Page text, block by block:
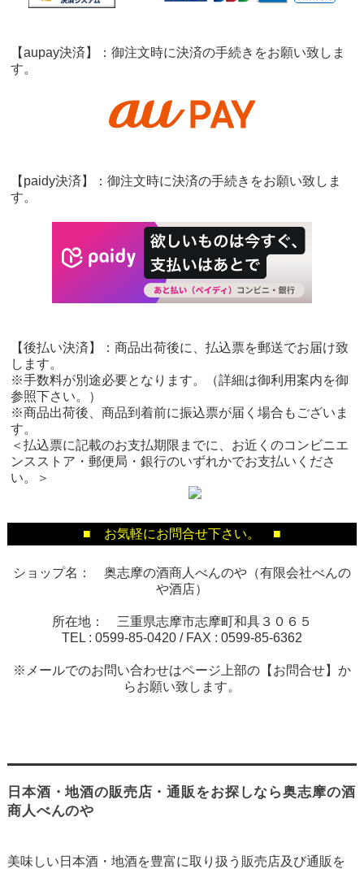
【aupay決済】：御注文時に決済の手続きをお願い致しま
す。
【paidy決済】：御注文時に決済の手続きをお願い致しま
す。
【後払い決済】：商品出荷後に、払込票を郵送でお届け致
します。
※手数料が別途必要となります。（詳細は御利用案内を御
参照下さい。）
※商品出荷後、商品到着前に振込票が届く場合もございま
す。
＜払込票に記載のお支払期限までに、お近くのコンビニエ
ンスストア・郵便局・銀行のいずれかでお支払いくださ
い。＞
■ お気軽にお問合せ下さい。 ■
ショップ名： 奥志摩の酒商人べんのや（有限会社べんの
や酒店）
所在地： 三重県志摩市志摩町和具３０６５
TEL : 0599-85-0420 / FAX : 0599-85-6362
※メールでのお問い合わせはページ上部の【お問合せ】か
らお願い致します。
日本酒・地酒の販売店・通販をお探しなら奥志摩の酒
商人べんのや
美味しい日本酒・地酒を豊富に取り扱う販売店及び通販を